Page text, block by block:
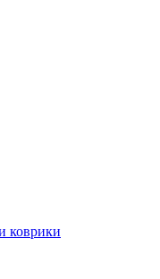
коврики